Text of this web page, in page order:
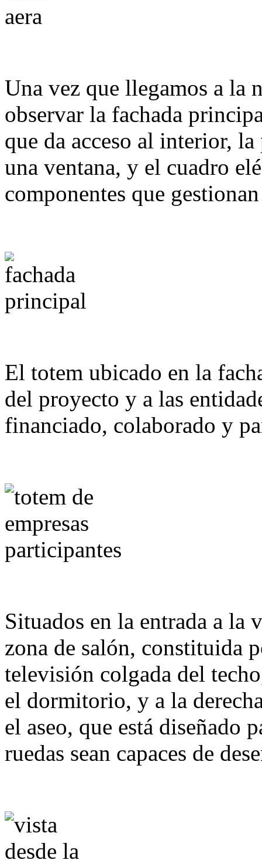
Una vez que llegamos a la
observar la fachada
que da acceso al interior,
una ventana, y el cuadro
componentes que
El totem ubicado en la
del proyecto y a las
financiado, colaborado y
Situados en la entrada a la
zona de salón, constituida
televisión colgada del
el dormitorio, y a la
el aseo, que está diseñado
ruedas sean capaces de